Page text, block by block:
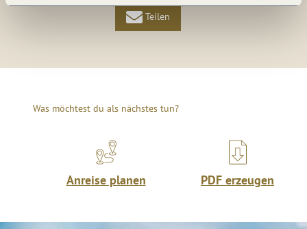
Teilen
Was möchtest du als nächstes tun?
Anreise planen PDF erzeugen